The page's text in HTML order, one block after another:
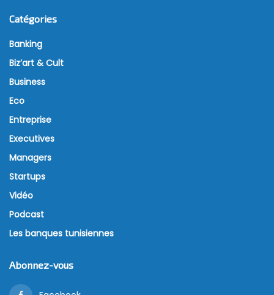
Catégories
Banking
Biz’art & Cult
Business
Eco
Entreprise
Executives
Managers
Startups
Vidéo
Podcast
Les banques tunisiennes
Abonnez-vous